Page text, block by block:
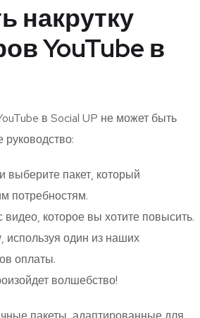
накрутку
YouTube в
в Social UP не может быть
выберите пакет, который
потребностям.
которое вы хотите повысить.
используя один из наших
оплаты.
волшебство!